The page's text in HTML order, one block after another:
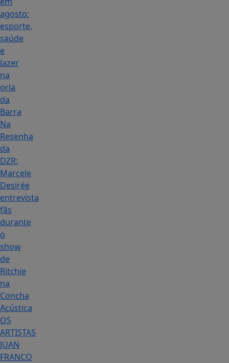
agosto:
esporte,
saúde
e
lazer
na
orla
da
Barra
Na
Resenha
da
DZR:
Marcele
Desirée
entrevista
fãs
durante
o
show
de
Ritchie
na
Concha
Acústica
OS
ARTISTAS
JUAN
FRANCO